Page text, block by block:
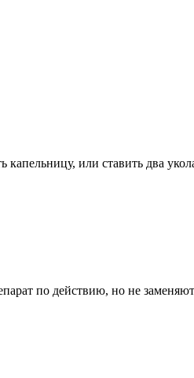
или ставить два
по действию, но не